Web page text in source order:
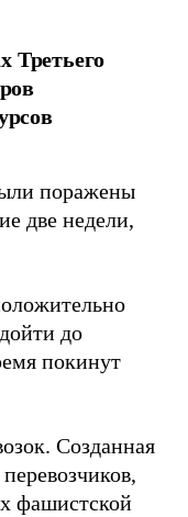
Третьего
поражены
две недели,
до
покинут
Созданная
фашистской